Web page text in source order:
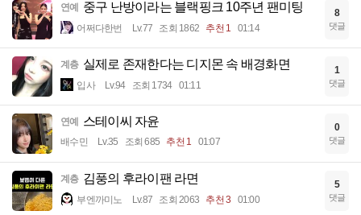
연예 중구 난방이라는 블랙핑크 10주년 팬미팅
어쩌다한번 Lv.77 조회 1862 추천 1 01:14
8
댓글
계층 실제로 존재한다는 디지몬 속 배경화면
입사 Lv.94 조회 1734 01:11
1
댓글
연예 스테이씨 자윤
배수민 Lv.35 조회 685 추천 1 01:07
0
댓글
계층 김풍의 후라이팬 라면
부엔까미노 Lv.87 조회 2063 추천 3 01:00
5
댓글